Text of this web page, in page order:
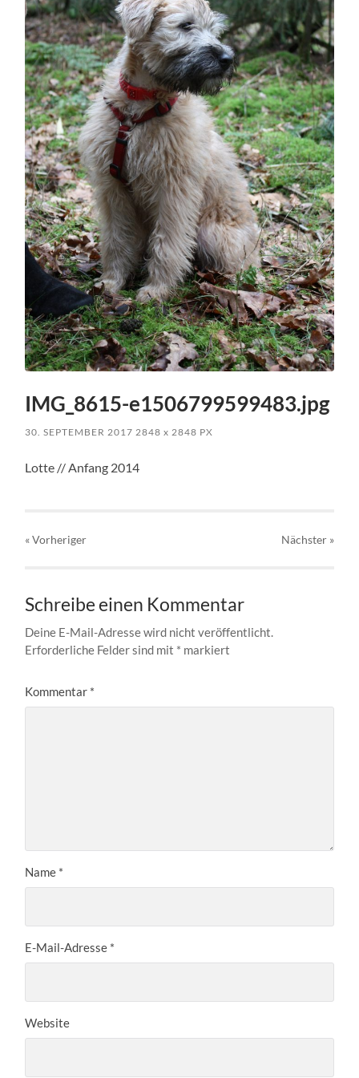
IMG_8615-e1506799599483.jpg
30. SEPTEMBER 2017 2848x 2848 PX
Lotte // Anfang 2014
« Vorheriger Nächster »
Schreibe einen Kommentar
Deine E-Mail-Adresse wird nicht veröffentlicht.
Erforderliche Felder sind mit * markiert
Kommentar *
Name *
E-Mail-Adresse *
Website